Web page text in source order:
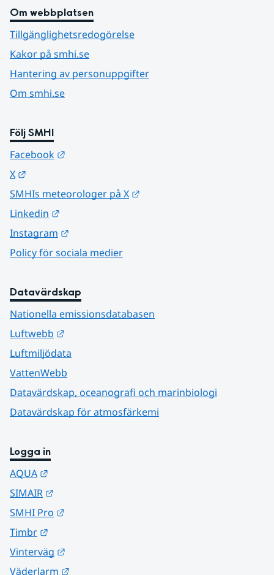
Om webbplatsen
Tillgänglighetsredogörelse
Kakor på smhi.se
Hantering av personuppgifter
Om smhi.se
Följ SMHI
Facebook
X
SMHIs meteorologer på X
Linkedin
Instagram
Policy för sociala medier
Datavärdskap
Nationella emissionsdatabasen
Luftwebb
Luftmiljödata
VattenWebb
Datavärdskap, oceanografi och marinbiologi
Datavärdskap för atmosfärkemi
Logga in
AQUA
SIMAIR
SMHI Pro
Timbr
Vinterväg
Väderlarm